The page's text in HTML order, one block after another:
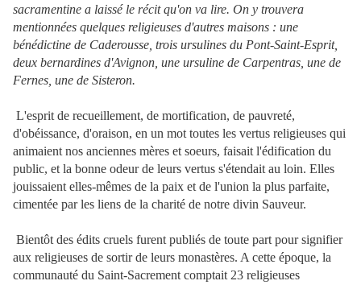
sacramentine a laissé le récit qu'on va lire. On y trouvera
mentionnées quelques religieuses d'autres maisons : une
bénédictine de Caderousse, trois ursulines du Pont-Saint-Esprit,
deux bernardines d'Avignon, une ursuline de Carpentras, une de
Fernes, une de Sisteron.
L'esprit de recueillement, de mortification, de pauvreté,
d'obéissance, d'oraison, en un mot toutes les vertus religieuses qui
animaient nos anciennes mères et soeurs, faisait l'édification du
public, et la bonne odeur de leurs vertus s'étendait au loin. Elles
jouissaient elles-mêmes de la paix et de l'union la plus parfaite,
cimentée par les liens de la charité de notre divin Sauveur.
Bientôt des édits cruels furent publiés de toute part pour signifier
aux religieuses de sortir de leurs monastères. A cette époque, la
communauté du Saint-Sacrement comptait 23 religieuses